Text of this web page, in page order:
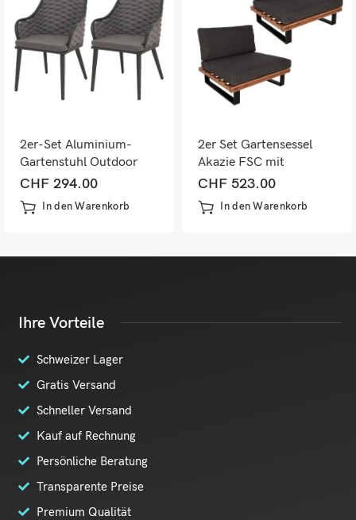
2er-Set Aluminium-
Gartenstuhl Outdoor
Seilgeflecht Kissen
anthrazit dunkelgrau
CHF 294.00
In den Warenkorb
2er Set Gartensessel
Akazie FSC mit
dunkelgrauen Polstern
CHF 523.00
In den Warenkorb
Ihre Vorteile
Schweizer Lager
Gratis Versand
Schneller Versand
Kauf auf Rechnung
Persönliche Beratung
Transparente Preise
Premium Qualität